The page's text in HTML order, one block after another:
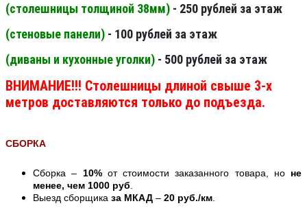
(столешницы толщиной 38мм) - 250 рублей за этаж
(стеновые панели) - 100 рублей за этаж
(диваны и кухонные уголки) - 500 рублей за этаж
ВНИМАНИЕ!!! Столешницы длиной свыше 3-х
метров доставляются только до подъезда.
СБОРКА
Сборка – 10%от стоимости заказанного товара, но не
менее, чем 1000 руб
Выезд сборщика за МКАД – 20 руб./км